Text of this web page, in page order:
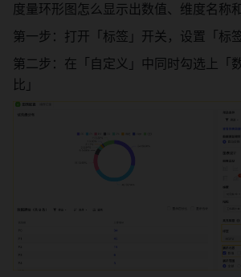
度量环形图怎么显示出数值、维度名称
第一步：打开「标签」开关，设置「标
第二步：在「自定义」中同时勾选上「
比」